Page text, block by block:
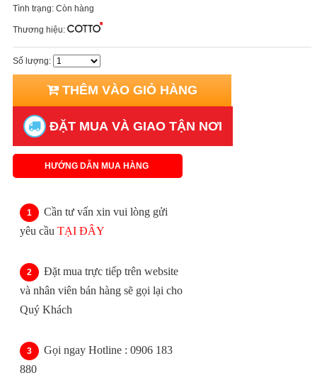
Tình trạng: Còn hàng
Thương hiệu:
Số lượng:
THÊM VÀO GIỎ HÀNG
ĐẶT MUA VÀ GIAO TẬN NƠI
HƯỚNG DẪN MUA HÀNG
Cần tư vấn xin vui lòng gửi
yêu cầu TẠI ĐÂY
Đặt mua trực tiếp trên website
và nhân viên bán hàng sẽ gọi lại cho
Quý Khách
Gọi ngay Hotline : 0906 183
880